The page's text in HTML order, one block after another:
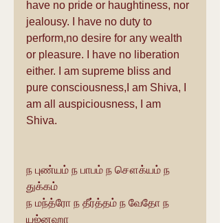
have no pride or haughtiness, nor
jealousy. I have no duty to
perform,no desire for any wealth
or pleasure. I have no liberation
either. I am supreme bliss and
pure consciousness,I am Shiva, I
am all auspiciousness, I am
Shiva.
ந புண்யம் ந பாபம் ந சௌக்யம் ந
துக்கம்
ந மந்த்ரோ ந தீர்த்தம் ந வேதோ ந
யஜ்னஹா